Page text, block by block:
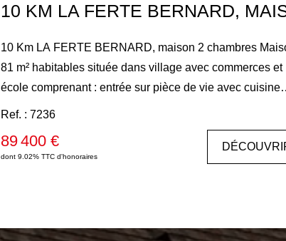
10 Km LA FERTE BERNARD, maison 2 chambres
81 m² habitables située dans village avec commerces et
école comprenant : entrée sur pièce de vie avec cuisine
aménagée, chambre, salle de bain, wc. A l'étage : palier,
chambre avec placard, deux bureaux, salle d'eau avec
Cave sous la maison. Double vitrage PVC, chauffage
Ref. : 7236
89 400 €
dont 9.02% TTC d'honoraires